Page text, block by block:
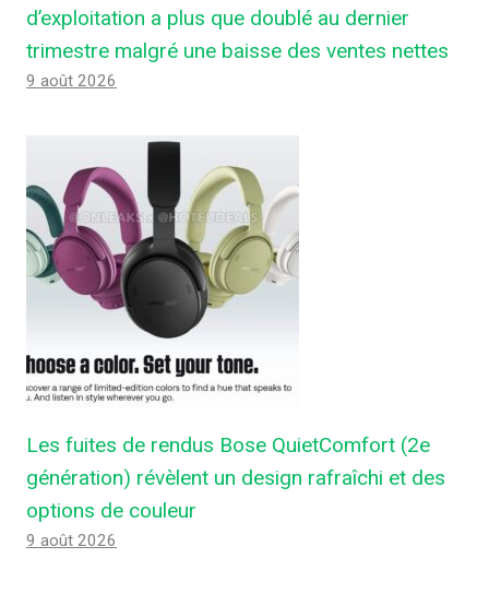
d’exploitation a plus que doublé au dernier
trimestre malgré une baisse des ventes nettes
9 août 2026
Les fuites de rendus Bose QuietComfort (2e
génération) révèlent un design rafraîchi et des
options de couleur
9 août 2026